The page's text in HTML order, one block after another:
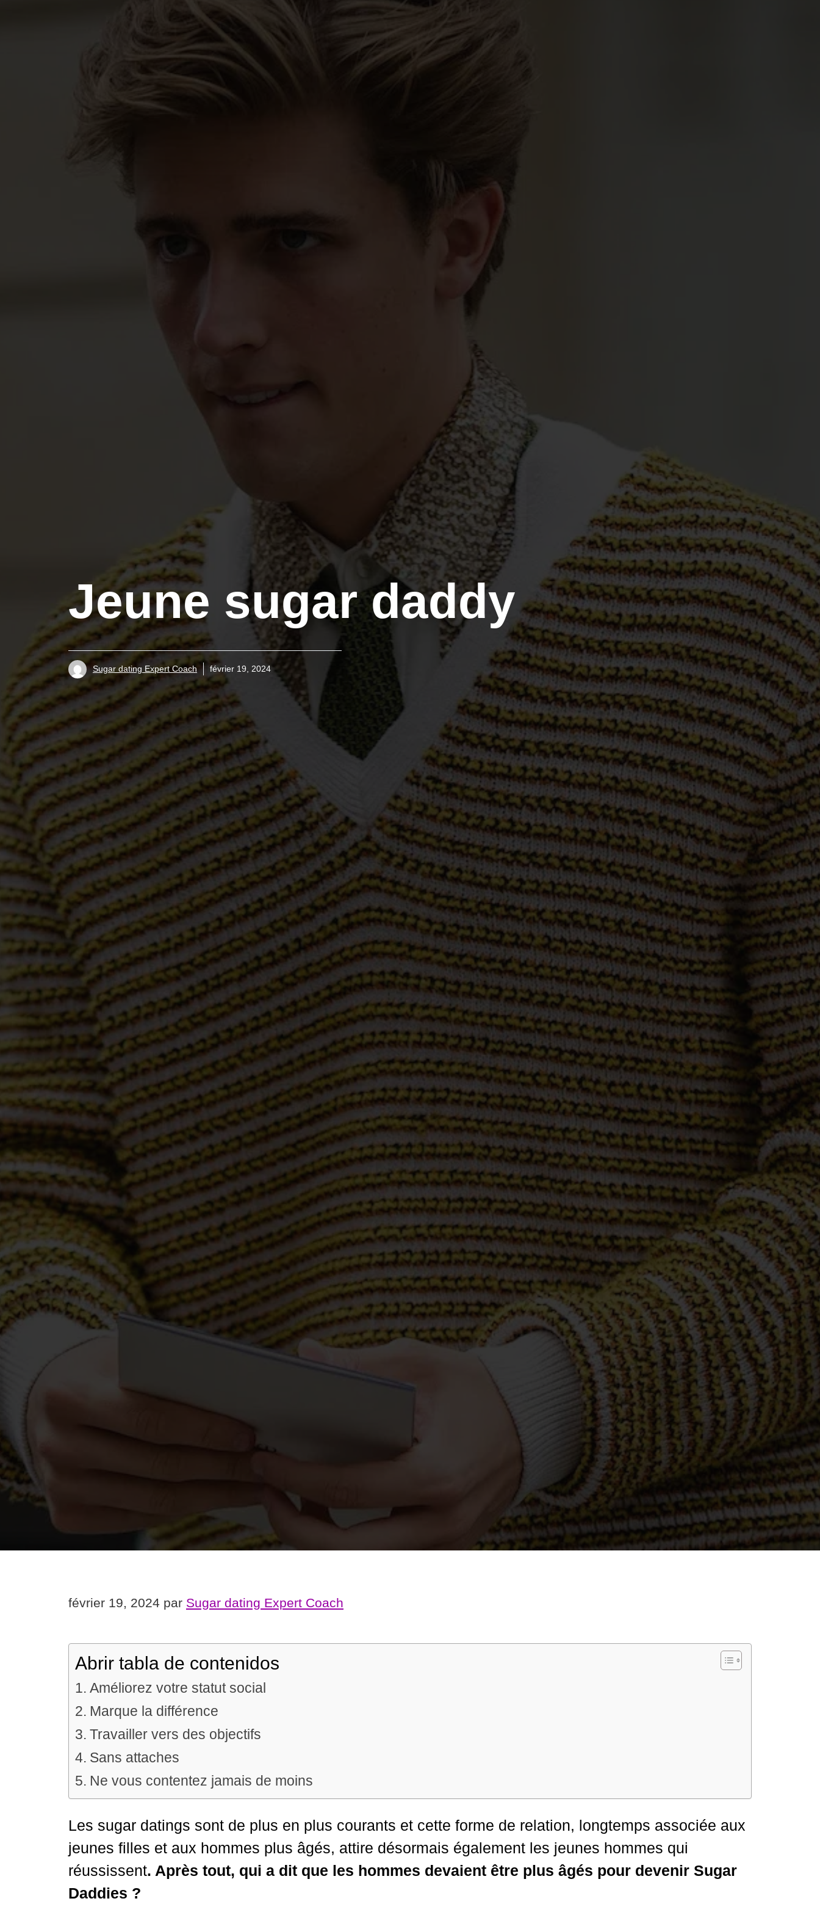
Jeune sugar daddy
Sugar dating Expert Coach février 19, 2024
février 19, 2024 par Sugar dating Expert Coach
Abrir tabla de contenidos
Améliorez votre statut social
Marque la différence
Travailler vers des objectifs
Sans attaches
Ne vous contentez jamais de moins
Les sugar datings sont de plus en plus courants et cette forme de relation, longtemps associée aux
jeunes filles et aux hommes plus âgés, attire désormais également les jeunes hommes qui
réussissent. Après tout, qui a dit que les hommes devaient être plus âgés pour devenir Sugar
Daddies ?